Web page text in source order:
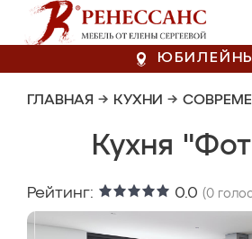
ГЛАВНАЯ → КУХНИ →
Кухня
Рейтинг: 0.0 (0